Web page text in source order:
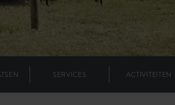
SERVICES ACTIVITEITEN